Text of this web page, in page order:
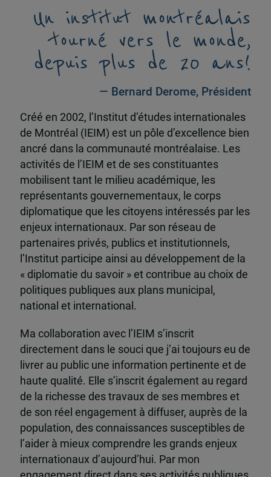
Un institut montréalais
tourné vers le monde,
depuis plus de 20 ans!
— Bernard Derome, Président
Créé en 2002, l’Institut d’études internationales
de Montréal (IEIM) est un pôle d’excellence bien
ancré dans la communauté montréalaise. Les
activités de l’IEIM et de ses constituantes
mobilisent tant le milieu académique, les
représentants gouvernementaux, le corps
diplomatique que les citoyens intéressés par les
enjeux internationaux. Par son réseau de
partenaires privés, publics et institutionnels,
l’Institut participe ainsi au développement de la
« diplomatie du savoir » et contribue au choix de
politiques publiques aux plans municipal,
national et international.
Ma collaboration avec l’IEIM s’inscrit
directement dans le souci que j’ai toujours eu de
livrer au public une information pertinente et de
haute qualité. Elle s’inscrit également au regard
de la richesse des travaux de ses membres et
de son réel engagement à diffuser, auprès de la
population, des connaissances susceptibles de
l’aider à mieux comprendre les grands enjeux
internationaux d’aujourd’hui. Par mon